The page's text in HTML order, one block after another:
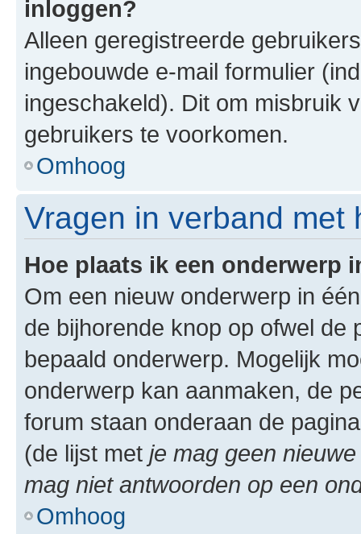
inloggen?
Alleen geregistreerde
ingebouwde e-mail formulier
ingeschakeld). Dit om misbruik
gebruikers te voorkomen.
Omhoog
Vragen in verband met
Hoe plaats ik een onderwerp
Om een nieuw onderwerp in
de bijhorende knop op ofwel de
bepaald onderwerp. Mogelijk
onderwerp kan aanmaken, de
forum staan onderaan de
(de lijst met je mag geen
mag niet antwoorden op een
Omhoog